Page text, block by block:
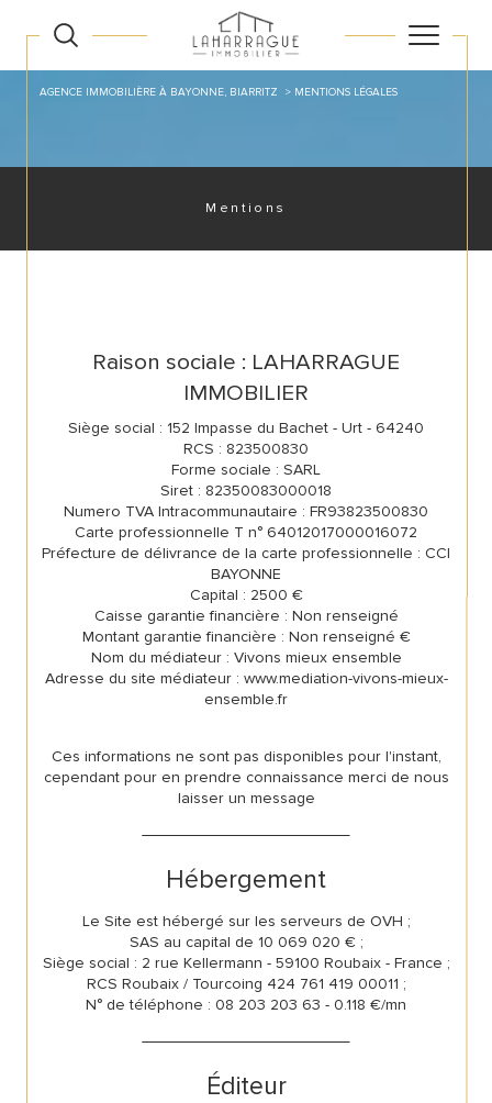
AGENCE IMMOBILIÈRE À BAYONNE, BIARRITZ MENTIONS LÉGALES
Mentions
Raison sociale : LAHARRAGUE
IMMOBILIER
Siège social : 152 Impasse du Bachet - Urt - 64240
RCS : 823500830
Forme sociale : SARL
Siret : 82350083000018
Numero TVA Intracommunautaire : FR93823500830
Carte professionnelle T n° 64012017000016072
Préfecture de délivrance de la carte professionnelle : CCI
BAYONNE
Capital : 2500 €
Caisse garantie financière : Non renseigné
Montant garantie financière : Non renseigné €
Nom du médiateur : Vivons mieux ensemble
Adresse du site médiateur : www.mediation-vivons-mieux-
ensemble.fr
Ces informations ne sont pas disponibles pour l'instant,
cependant pour en prendre connaissance merci de nous
laisser un message
Hébergement
Le Site est hébergé sur les serveurs de OVH ;
SAS au capital de 10 069 020 € ;
Siège social : 2 rue Kellermann - 59100 Roubaix - France ;
RCS Roubaix / Tourcoing 424 761 419 00011 ;
N° de téléphone : 08 203 203 63 - 0.118 €/mn
Éditeur